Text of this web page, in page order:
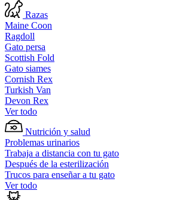
Razas
Maine Coon
Ragdoll
Gato persa
Scottish Fold
Gato siames
Cornish Rex
Turkish Van
Devon Rex
Ver todo
Nutrición y salud
Problemas urinarios
Trabaja a distancia con tu gato
Después de la esterilización
Trucos para enseñar a tu gato
Ver todo